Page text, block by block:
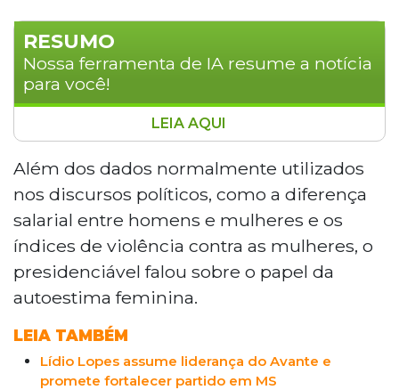
RESUMO
Nossa ferramenta de IA resume a notícia
para você!
Augusto Cury, escritor e pré-candidato à
Presidência pelo Avante, discursou na
posse da diretoria estadual do partido em
Campo Grande com foco no
empoderamento feminino e saúde
mental. Ele destacou que apenas 4% das
mulheres se consideram belas e criticou
padrões de beleza impostos pela
exercícios de autoestima e jograis com o
público presente.
LEIA AQUI
Além dos dados normalmente utilizados
nos discursos políticos, como a diferença
salarial entre homens e mulheres e os
índices de violência contra as mulheres, o
presidenciável falou sobre o papel da
autoestima feminina.
LEIA TAMBÉM
Lídio Lopes assume liderança do Avante e
promete fortalecer partido em MS